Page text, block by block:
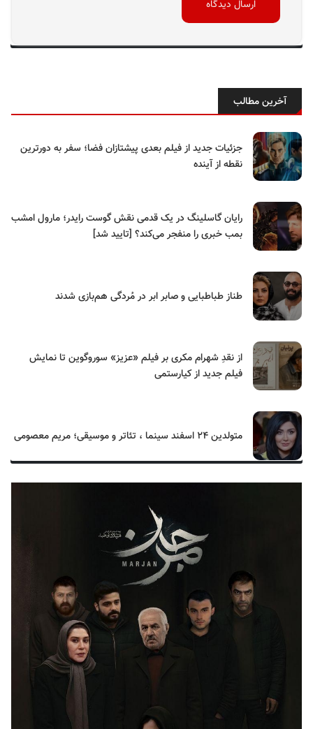
آخرین مطالب
جزئیات جدید از فیلم بعدی پیشتازان فضا؛ سفر به دورترین
نقطه از آینده
رایان گاسلینگ در یک قدمی نقش گوست رایدر؛ مارول امشب
بمب خبری را منفجر می‌کند؟ [تایید شد]
طناز طباطبایی و صابر ابر در مُردگی هم‌بازی شدند
از نقدِ شهرام مکری بر فیلم «عزیز» سوروگوین تا نمایش
فیلم جدید از کیارستمی
متولدین ۲۴ اسفند سینما ، تئاتر و موسیقی؛ مریم معصومی